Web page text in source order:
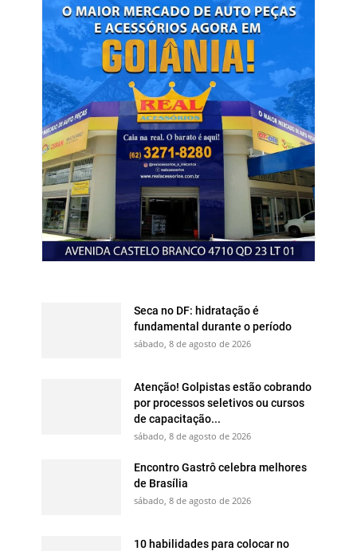
Seca no DF: hidratação é
fundamental durante o período
sábado, 8 de agosto de 2026
Atenção! Golpistas estão cobrando
por processos seletivos ou cursos
de capacitação...
sábado, 8 de agosto de 2026
Encontro Gastrô celebra melhores
de Brasília
sábado, 8 de agosto de 2026
10 habilidades para colocar no